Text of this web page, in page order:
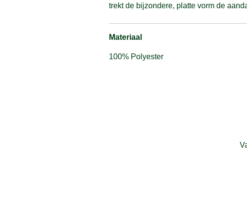
trekt de bijzondere, platte vorm de
Materiaal
100% Polyester